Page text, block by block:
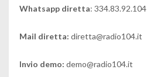
Whatsapp diretta: 334.83.92.104
Mail diretta: diretta@radio104.it
Invio demo: demo@radio104.it